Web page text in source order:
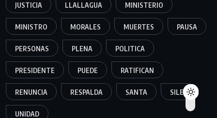
JUSTICIA LLALLAGUA MINISTERIO
MINISTRO MORALES MUERTES PAUSA
PERSONAS PLENA POLITICA
PRESIDENTE PUEDE RATIFICAN
RENUNCIA RESPALDA SANTA SILES
UNIDAD